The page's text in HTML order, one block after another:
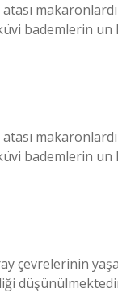
bademlerin
bademlerin